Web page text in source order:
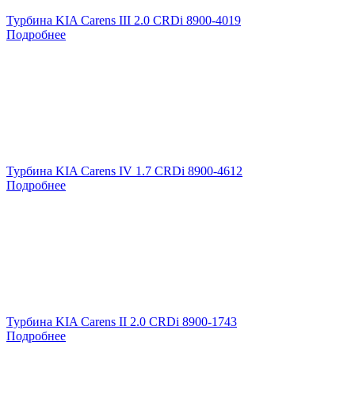
Турбина KIA Carens III 2.0 CRDi 8900-4019
Подробнее
Турбина KIA Carens IV 1.7 CRDi 8900-4612
Подробнее
Турбина KIA Carens II 2.0 CRDi 8900-1743
Подробнее